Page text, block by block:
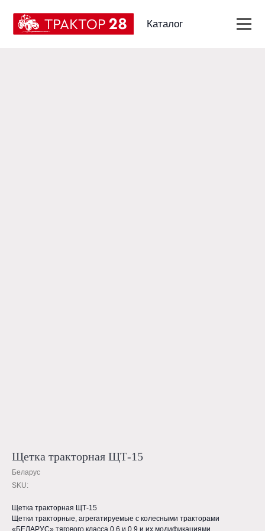
Каталог
Щетка тракторная ЩТ-15
Беларус
SKU:
Щетка тракторная ЩТ-15
Щетки тракторные, агрегатируемые с колесными тракторами
«БЕЛАРУС» тягового класса 0,6 и 0,9 и их модификациями,
Беларус в Амурской области.
КОНТАКТЫ